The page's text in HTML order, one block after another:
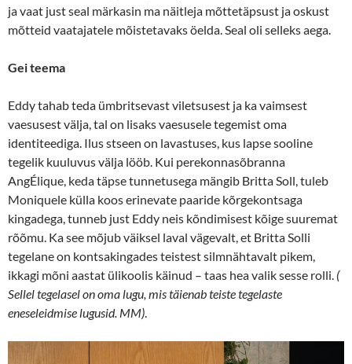
ja vaat just seal märkasin ma näitleja mõttetäpsust ja oskust
mõtteid vaatajatele mõistetavaks öelda. Seal oli selleks aega.
Gei teema
Eddy tahab teda ümbritsevast viletsusest ja ka vaimsest
vaesusest välja, tal on lisaks vaesusele tegemist oma
identiteediga. Ilus stseen on lavastuses, kus lapse sooline
tegelik kuuluvus välja lööb. Kui perekonnasõbranna
AngÉlique, keda täpse tunnetusega mängib Britta Soll, tuleb
Moniquele külla koos erinevate paaride kõrgekontsaga
kingadega, tunneb just Eddy neis kõndimisest kõige suuremat
rõõmu. Ka see mõjub väiksel laval vägevalt, et Britta Solli
tegelane on kontsakingades teistest silmnähtavalt pikem,
ikkagi mõni aastat ülikoolis käinud – taas hea valik sesse rolli. (
Sellel tegelasel on oma lugu, mis täienabteiste tegelaste
eneseleidmise lugusid. MM)